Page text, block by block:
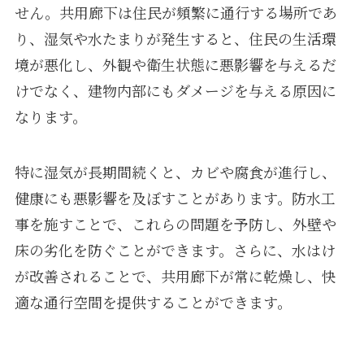
せん。共用廊下は住民が頻繁に通行する場所であ
り、湿気や水たまりが発生すると、住民の生活環
境が悪化し、外観や衛生状態に悪影響を与えるだ
けでなく、建物内部にもダメージを与える原因に
なります。
特に湿気が長期間続くと、カビや腐食が進行し、
健康にも悪影響を及ぼすことがあります。防水工
事を施すことで、これらの問題を予防し、外壁や
床の劣化を防ぐことができます。さらに、水はけ
が改善されることで、共用廊下が常に乾燥し、快
適な通行空間を提供することができます。